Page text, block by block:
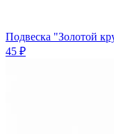
Подвеска "Золотой
45 ₽